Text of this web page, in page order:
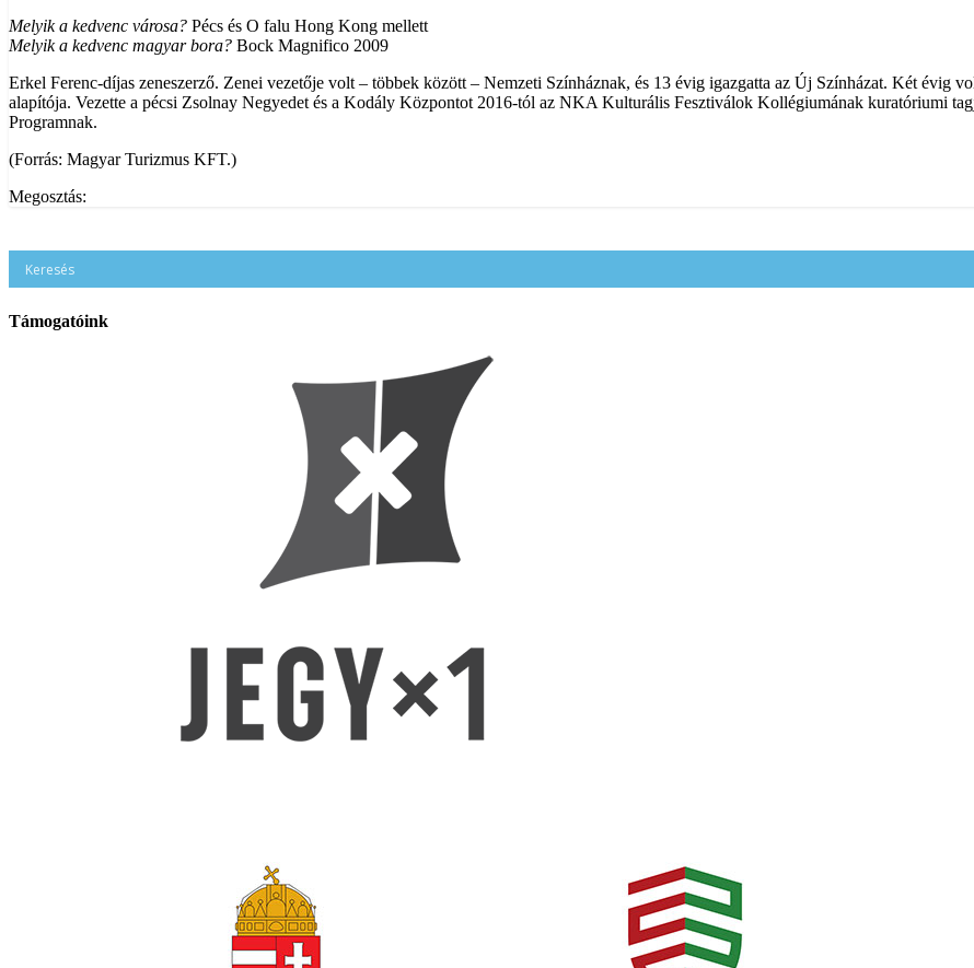
Melyik a kedvenc városa? Pécs és O falu Hong Kong mellett
Melyik a kedvenc magyar bora? Bock Magnifico 2009
Erkel Ferenc-díjas zeneszerző. Zenei vezetője volt – többek között – Nemzeti Színháznak, és 13 évig igazgatta az Új Színházat. Két évig
alapítója. Vezette a pécsi Zsolnay Negyedet és a Kodály Központot 2016-tól az NKA Kulturális Fesztiválok Kollégiumának kuratóriumi
Programnak.
(Forrás: Magyar Turizmus KFT.)
Megosztás:
Támogatóink